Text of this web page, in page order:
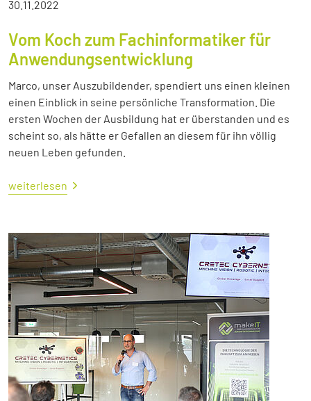
30.11.2022
Vom Koch zum Fachinformatiker für
Anwendungsentwicklung
Marco, unser Auszubildender, spendiert uns einen kleinen
einen Einblick in seine persönliche Transformation. Die
ersten Wochen der Ausbildung hat er überstanden und es
scheint so, als hätte er Gefallen an diesem für ihn völlig
neuen Leben gefunden.
weiterlesen